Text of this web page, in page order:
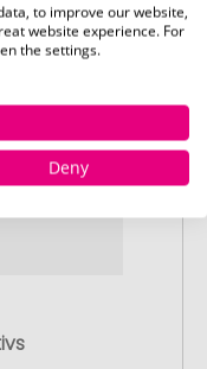
to improve our website,
website experience. For
the settings.
Deny